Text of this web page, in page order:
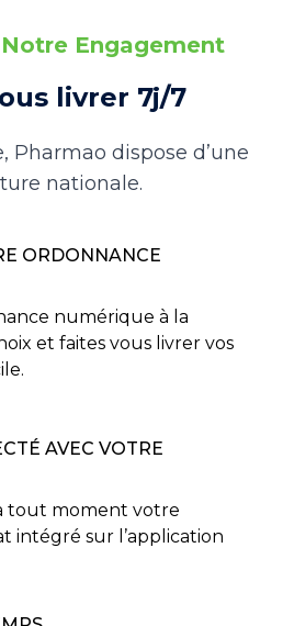
Engagement
livrer 7j/7
Pharmao dispose d’une
nationale.
ORDONNANCE
numérique à la
et faites vous livrer vos
AVEC VOTRE
tout moment votre
intégré sur l’application